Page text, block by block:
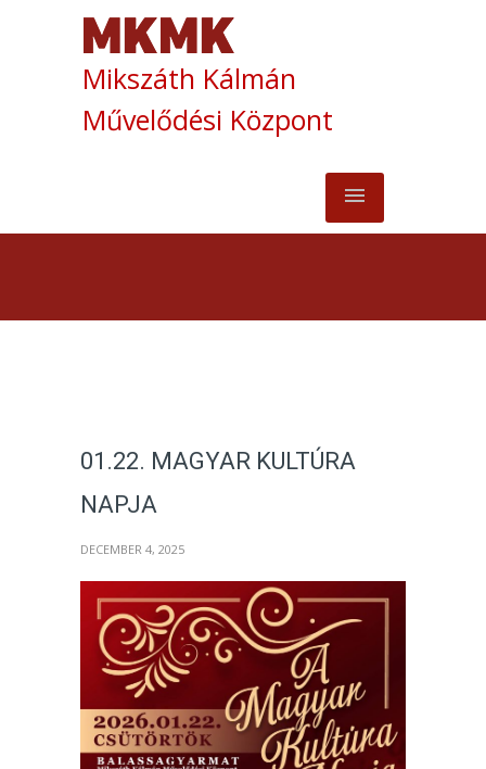
Mikszáth Kálmán
Művelődési Központ
01.22. MAGYAR KULTÚRA
NAPJA
DECEMBER 4, 2025